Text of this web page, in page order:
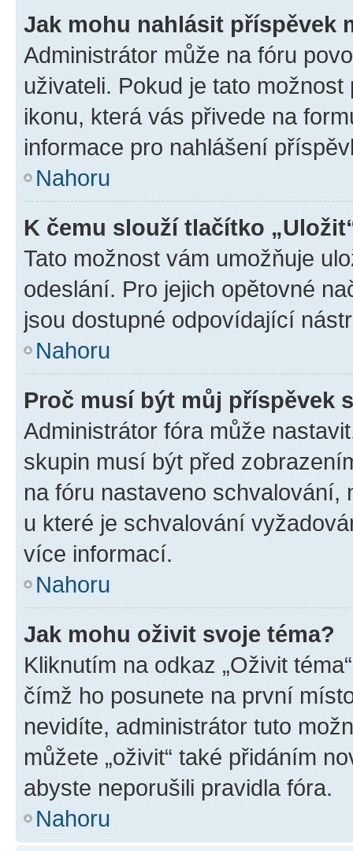
Jak mohu nahlásit příspěvek
Administrátor může na fóru
uživateli. Pokud je tato
ikonu, která vás přivede na
informace pro nahlášení
Nahoru
K čemu slouží tlačítko
Tato možnost vám umožňuje
odeslání. Pro jejich opětovné
jsou dostupné odpovídající
Nahoru
Proč musí být můj příspěvek
Administrátor fóra může
skupin musí být před
na fóru nastaveno schvalování,
u které je schvalování
více informací.
Nahoru
Jak mohu oživit svoje téma?
Kliknutím na odkaz „Oživit
čímž ho posunete na první
nevidíte, administrátor tuto
můžete „oživit“ také přidáním
abyste neporušili pravidla fóra.
Nahoru